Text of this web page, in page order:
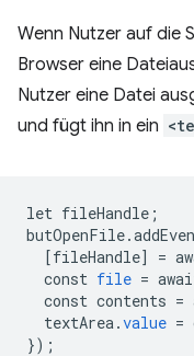
Wenn Nutzer auf die
Browser eine
Nutzer eine Datei
und fügt ihn in ein
let fileHandle ;
butOpenFile.
[fileHandle] =
const file =
const contents =
textArea.value =
});